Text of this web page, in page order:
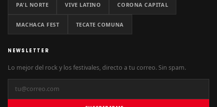
PA'L NORTE VIVE LATINO CORONA CAPITAL
MACHACA FEST TECATE COMUNA
NEWSLETTER
Lo mejor del rock y los festivales, directo a tu correo. Sin spam.